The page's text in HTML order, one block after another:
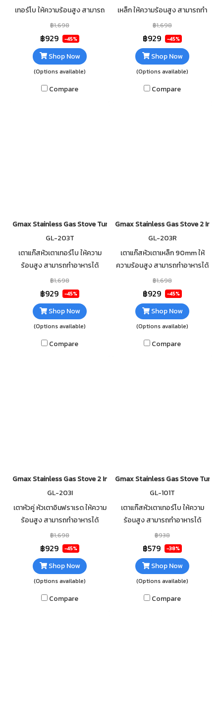
เทอร์โบ ให้ความร้อนสูง สามารถ
ทำอาหารได้รวดเร็ว วัสดุตัวเตาส
แตนเลส แข็งแรง ทนทาน ไม่เป็น
สนิม ทำความสะอาดง่าย
฿1,698
฿929 -45%
Shop Now
(Options available)
Compare
เหล็ก ให้ความร้อนสูง สามารถทำ
อาหารได้รวดเร็ว วัสดุตัวเตาส
แตนเลส แข็งแรง ทนทาน ไม่เป็น
สนิม ทำความสะอาดง่าย
฿1,698
฿929 -45%
Shop Now
(Options available)
Compare
Gmax Stainless Gas Stove Turbo Burner GL-201B
GL-203T
เตาแก๊สหัวเตาเทอร์โบ ให้ความ
ร้อนสูง สามารถทำอาหารได้
รวดเร็ว วัสดุตัวเตาสแตนเลส
แข็งแรง ทนทาน ไม่เป็นสนิม
ทำความสะอาดง่าย
฿1,698
฿929 -45%
Shop Now
(Options available)
Compare
Gmax Stainless Gas Stove 2
GL-203R
เตาแก๊สหัวเตาเหล็ก 90mm ให้
ความร้อนสูง สามารถทำอาหารได้
รวดเร็ว วัสดุตัวเตาสแตนเลส
แข็งแรง ทนทาน ไม่เป็นสนิม
ทำความสะอาดง่าย
฿1,698
฿929 -45%
Shop Now
(Options available)
Compare
Gmax Stainless Gas Stove 2 Infrared Burner GL-201-351
GL-203I
เตาหัวคู่ หัวเตาอินฟราเรด ให้ความ
ร้อนสูง สามารถทำอาหารได้
รวดเร็ว วัสดุตัวเตาสแตนเลส
แข็งแรง ทนทาน ไม่เป็นสนิม
ทำความสะอาดง่าย
฿1,698
฿929 -45%
Shop Now
(Options available)
Compare
Gmax Stainless Gas Stove Turbo
GL-101T
เตาแก๊สหัวเตาเทอร์โบ ให้ความ
ร้อนสูง สามารถทำอาหารได้
รวดเร็ว วัสดุตัวเตาสแตนเลส
แข็งแรง ทนทาน ไม่เป็นสนิม
ทำความสะอาดง่าย
฿938
฿579 -38%
Shop Now
(Options available)
Compare